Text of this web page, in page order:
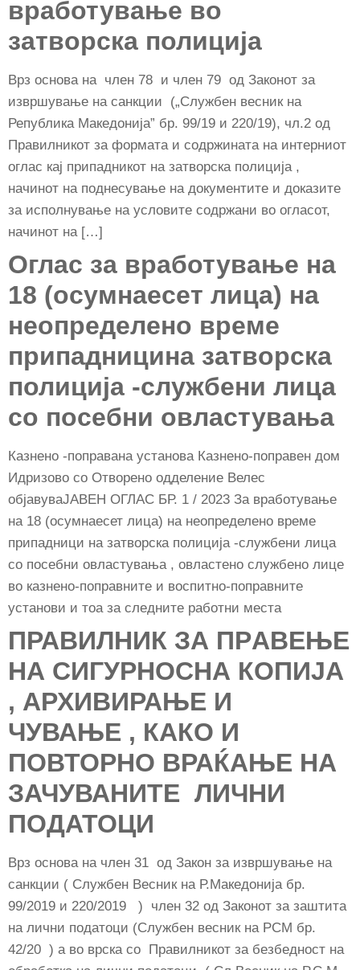
вработување во
затворска полиција
Врз основа на член 78 и член 79 од Законот за
извршување на санкции („Службен весник на
Република Македонија” бр. 99/19 и 220/19), чл.2 од
Правилникот за формата и содржината на интерниот
оглас кај припадникот на затворска полиција ,
начинот на поднесување на документите и доказите
за исполнување на условите содржани во огласот,
начинот на […]
Оглас за вработување на
18 (осумнаесет лица) на
неопределено време
припадницина затворска
полиција -службени лица
со посебни овластувања
Казнено -поправана установа Казнено-поправен дом
Идризово со Отворено одделение Велес
објавуваЈАВЕН ОГЛАС БР. 1 / 2023 За вработување
на 18 (осумнаесет лица) на неопределено време
припадници на затворска полиција -службени лица
со посебни овластувања , овластено службено лице
во казнено-поправните и воспитно-поправните
установи и тоа за следните работни места
ПРАВИЛНИК ЗА ПРAВЕЊЕ
НА СИГУРНОСНА КОПИЈА
, АРХИВИРАЊЕ И
ЧУВАЊЕ , КАКО И
ПОВТОРНО ВРАЌАЊЕ НА
ЗАЧУВАНИТЕ ЛИЧНИ
ПОДАТОЦИ
Врз основа на член 31 од Закон за извршување на
санкции ( Службен Весник на Р.Македонија бр.
99/2019 и 220/2019 ) член 32 од Законот за заштита
на лични податоци (Службен весник на РСМ бр.
42/20 ) а во врска со Правилникот за безбедност на